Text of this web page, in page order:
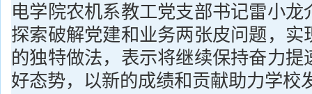
电学院农机系教工党支部书记雷小龙
探索破解党建和业务两张皮问题，实
的独特做法，表示将继续保持奋力提
好态势，以新的成绩和贡献助力学校